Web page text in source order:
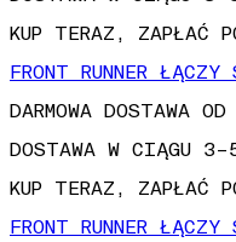
FRONT RUNNER
DARMOWA DOSTAWA
DOSTAWA W CIĄGU
KUP TERAZ, ZAPŁAĆ
FRONT RUNNER